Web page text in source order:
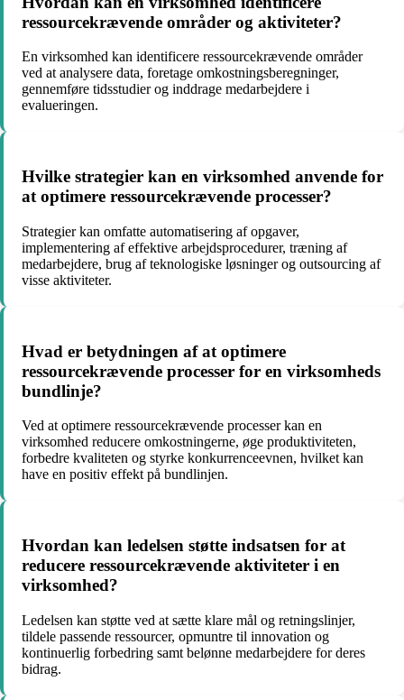
ressourcekrævende områder og aktiviteter?
En virksomhed kan identificere ressourcekrævende områder
ved at analysere data, foretage omkostningsberegninger,
gennemføre tidsstudier og inddrage medarbejdere i
evalueringen.
Hvilke strategier kan en virksomhed anvende for
at optimere ressourcekrævende processer?
Strategier kan omfatte automatisering af opgaver,
implementering af effektive arbejdsprocedurer, træning af
medarbejdere, brug af teknologiske løsninger og outsourcing af
visse aktiviteter.
Hvad er betydningen af at optimere
ressourcekrævende processer for en virksomheds
bundlinje?
Ved at optimere ressourcekrævende processer kan en
virksomhed reducere omkostningerne, øge produktiviteten,
forbedre kvaliteten og styrke konkurrenceevnen, hvilket kan
have en positiv effekt på bundlinjen.
Hvordan kan ledelsen støtte indsatsen for at
reducere ressourcekrævende aktiviteter i en
virksomhed?
Ledelsen kan støtte ved at sætte klare mål og retningslinjer,
tildele passende ressourcer, opmuntre til innovation og
kontinuerlig forbedring samt belønne medarbejdere for deres
bidrag.